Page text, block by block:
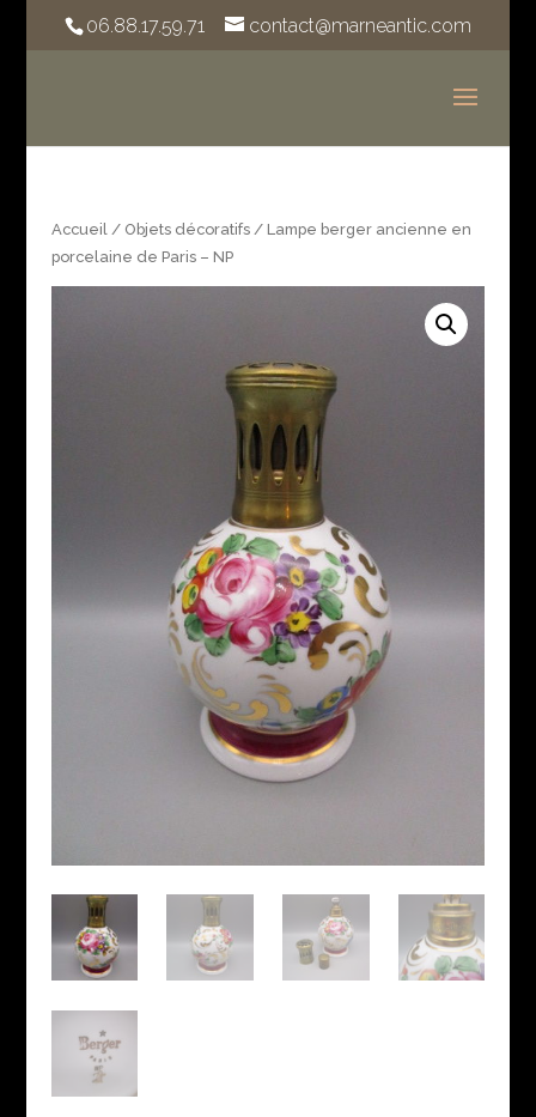
06.88.17.59.71 contact@marneantic.com
Accueil/ Objets décoratifs/ Lampe berger ancienne en
porcelaine de Paris – NP